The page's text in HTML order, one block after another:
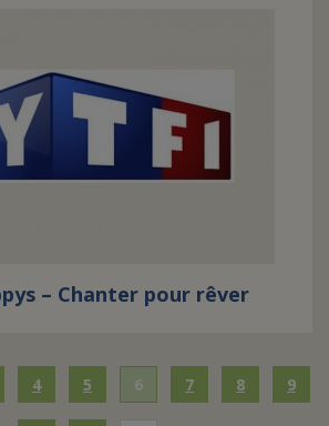
– Chanter pour rêver
4 5 6 7 8 9